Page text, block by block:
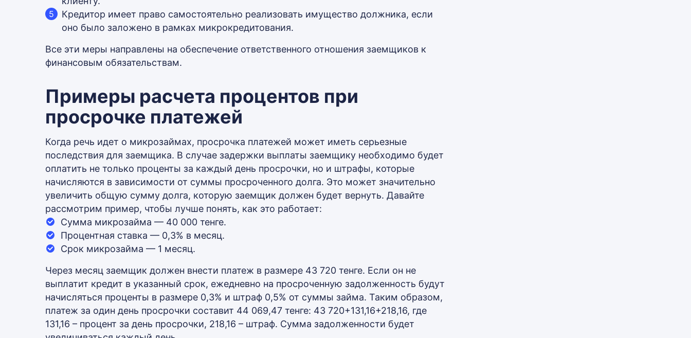
Кредитор имеет право самостоятельно реализовать имущество должника, если
оно было заложено в рамках микрокредитования.
Все эти меры направлены на обеспечение ответственного отношения заемщиков к
финансовым обязательствам.
Примеры расчета процентов при
просрочке платежей
Когда речь идет о микрозаймах, просрочка платежей может иметь серьезные
последствия для заемщика. В случае задержки выплаты заемщику необходимо будет
оплатить не только проценты за каждый день просрочки, но и штрафы, которые
начисляются в зависимости от суммы просроченного долга. Это может значительно
увеличить общую сумму долга, которую заемщик должен будет вернуть. Давайте
рассмотрим пример, чтобы лучше понять, как это работает:
Сумма микрозайма — 40 000 тенге.
Процентная ставка — 0,3% в месяц.
Срок микрозайма — 1 месяц.
Через месяц заемщик должен внести платеж в размере 43 720 тенге. Если он не
выплатит кредит в указанный срок, ежедневно на просроченную задолженность будут
начисляться проценты в размере 0,3% и штраф 0,5% от суммы займа. Таким образом,
платеж за один день просрочки составит 44 069,47 тенге: 43 720+131,16+218,16, где
131,16 – процент за день просрочки, 218,16 – штраф. Сумма задолженности будет